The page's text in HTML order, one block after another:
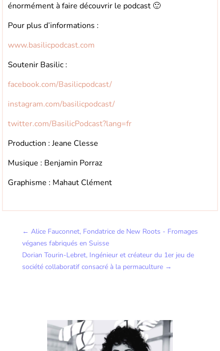
énormément à faire découvrir le podcast 🙂
Pour plus d’informations :
www.basilicpodcast.com
Soutenir Basilic :
facebook.com/Basilicpodcast/
instagram.com/basilicpodcast/
twitter.com/BasilicPodcast?lang=fr
Production : Jeane Clesse
Musique : Benjamin Porraz
Graphisme : Mahaut Clément
← Alice Fauconnet, Fondatrice de New Roots - Fromages
véganes fabriqués en Suisse
Dorian Tourin-Lebret, Ingénieur et créateur du 1er jeu de
société collaboratif consacré à la permaculture→